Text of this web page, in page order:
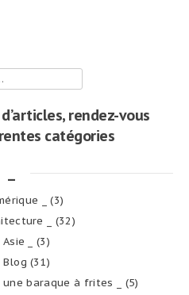
rendez-vous
catégories
_
(3)
_
(32)
Asie _
(3)
Blog (31)
baraque à frites _
(5)